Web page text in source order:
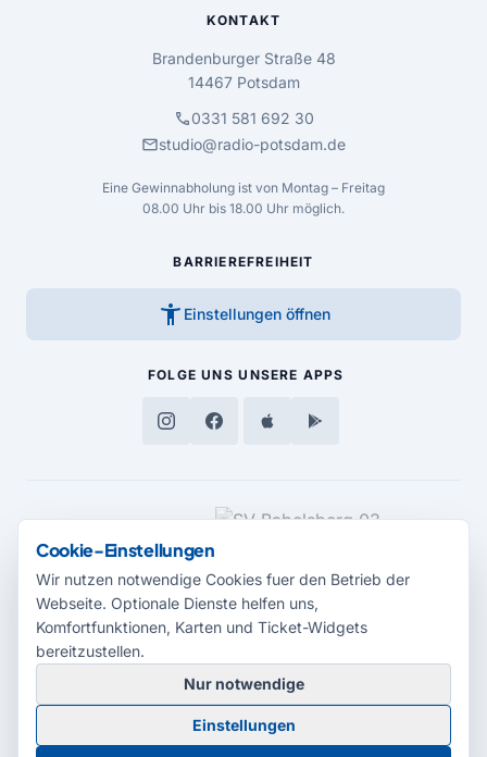
KONTAKT
Brandenburger Straße 48
14467 Potsdam
call0331 581 692 30
mailstudio@radio-potsdam.de
Eine Gewinnabholung ist von Montag – Freitag
08.00 Uhr bis 18.00 Uhr möglich.
BARRIEREFREIHEIT
accessibility_new Einstellungen öffnen
FOLGE UNS UNSERE APPS
MEDIENPARTNER
© 2026 Radio Potsdam. Webseite entwickelt durch dieMedienagentur
Babelsberg
BarrierefreiheitserklärungAGBDatenschutzImpressum
Cookie-Einstellungen
Wir nutzen notwendige Cookies fuer den Betrieb der
Webseite. Optionale Dienste helfen uns,
Komfortfunktionen, Karten und Ticket-Widgets
bereitzustellen.
Nur notwendige
Einstellungen